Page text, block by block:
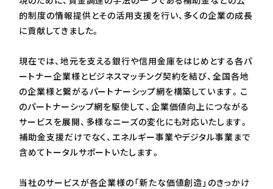
的制度の情報提供とその活用支援を行い、多くの企業の成長
に貢献してきました。
現在では、地元を支える銀行や信用金庫をはじめとする各パ
ートナー企業様とビジネスマッチング契約を結び、全国各地
の企業様と繋がるパートナーシップ網を構築しています。こ
のパートナーシップ網を駆使して、企業価値向上につながる
サービスを展開、多様なニーズの変化にも対応いたします。
補助金支援だけでなく、エネルギー事業やデジタル事業まで
含めてトータルサポートいたします。
当社のサービスが各企業様の「新たな価値創造」のきっかけ